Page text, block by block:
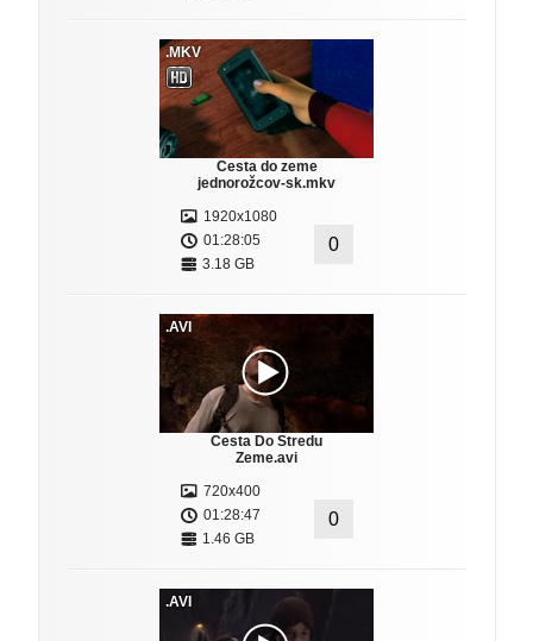
.MKV
Cesta do zeme
jednorožcov-sk.mkv
1920x1080
01:28:05
3.18 GB
0
.AVI
Cesta Do Stredu
Zeme.avi
720x400
01:28:47
1.46 GB
0
.AVI